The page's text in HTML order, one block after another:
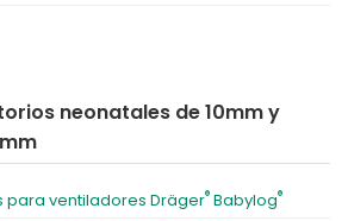
neonatales de 10mm y
para ventiladores Dräger® Babylog®